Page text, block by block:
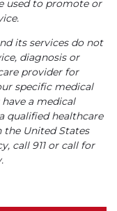
used to promote or
its services do not
diagnosis or
provider for
specific medical
a medical
qualified healthcare
the United States
call 911 or call for